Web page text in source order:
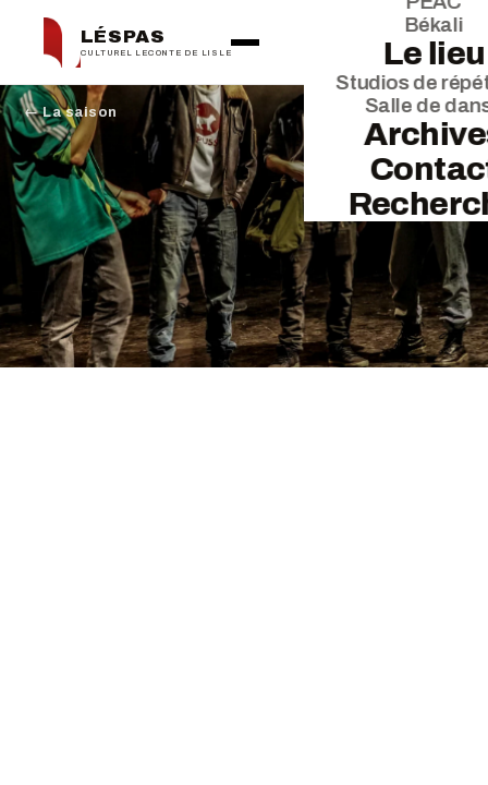
LÉSPAS
CULTUREL LECONTE DE LISLE
Békali
Le lieu
Studios de
Salle de
← La saison